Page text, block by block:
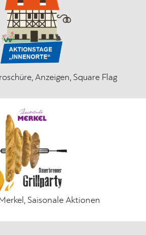
Anzeigen, Square Flag
Saisonale Aktionen